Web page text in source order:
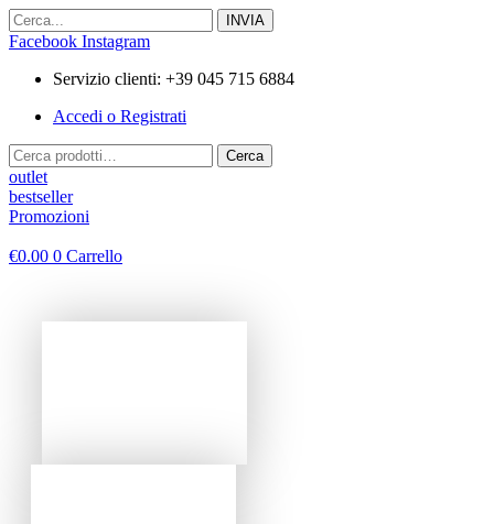
Vai
al
Facebook Instagram
Servizio clienti: +39 045 715 6884
Accedi o Registrati
Cerca:
Cerca
outlet
bestseller
Promozioni
€0.00 0 Carrello